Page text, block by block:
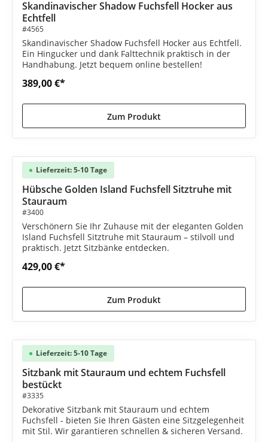
Skandinavischer Shadow Fuchsfell Hocker aus
Echtfell
#4565
Skandinavischer Shadow Fuchsfell Hocker aus Echtfell.
Ein Hingucker und dank Falttechnik praktisch in der
Handhabung. Jetzt bequem online bestellen!
389,00 €*
Zum Produkt
Lieferzeit: 5-10 Tage
Hübsche Golden Island Fuchsfell Sitztruhe mit
Stauraum
#3400
Verschönern Sie Ihr Zuhause mit der eleganten Golden
Island Fuchsfell Sitztruhe mit Stauraum – stilvoll und
praktisch. Jetzt Sitzbänke entdecken.
429,00 €*
Zum Produkt
Lieferzeit: 5-10 Tage
Sitzbank mit Stauraum und echtem Fuchsfell
bestückt
#3335
Dekorative Sitzbank mit Stauraum und echtem
Fuchsfell - bieten Sie Ihren Gästen eine Sitzgelegenheit
mit Stil. Wir garantieren schnellen & sicheren Versand.